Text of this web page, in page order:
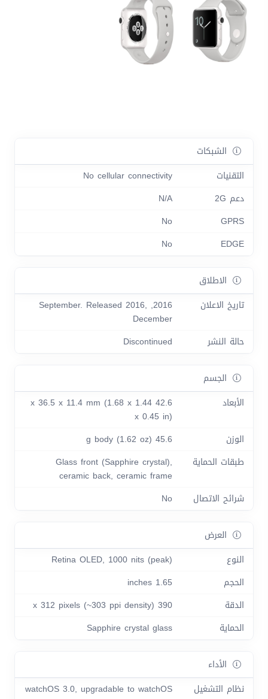
الشبكات
التقنيات
No cellular connectivity
دعم 2G
N/A
GPRS
No
EDGE
No
الاطلاق
تاريخ الاعلان
2016, September. Released 2016,
December
حالة النشر
Discontinued
الجسم
الأبعاد
42.6 x 36.5 x 11.4 mm (1.68 x 1.44
x 0.45 in)
الوزن
45.6 g body (1.62 oz)
طبقات الحماية
Glass front (Sapphire crystal),
ceramic back, ceramic frame
شرائح الاتصال
No
العرض
النوع
Retina OLED, 1000 nits (peak)
الحجم
1.65 inches
الدقة
390 x 312 pixels (~303 ppi density)
الحماية
Sapphire crystal glass
الأداء
نظام التشغيل
watchOS 3.0, upgradable to watchOS